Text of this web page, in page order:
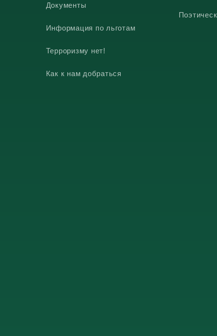
Документы
Информация по льготам
Терроризму нет!
Как к нам добраться